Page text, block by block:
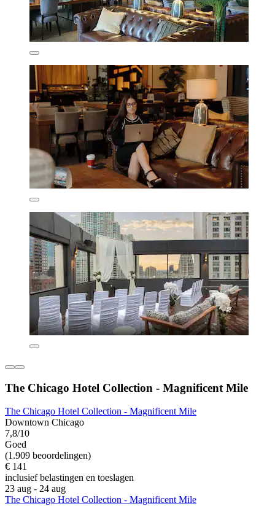
The Chicago Hotel Collection - Magnificent Mile
The Chicago Hotel Collection - Magnificent Mile
Downtown Chicago
7,8/10
Goed
(1.909 beoordelingen)
€ 141
inclusief belastingen en toeslagen
23 aug - 24 aug
The Chicago Hotel Collection - Magnificent Mile